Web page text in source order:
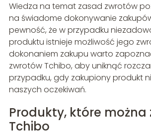
Wiedza na temat zasad zwrotów
na świadome dokonywanie
pewność, że w przypadku
produktu istnieje możliwość jego
dokonaniem zakupu warto
zwrotów Tchibo, aby uniknąć
przypadku, gdy zakupiony produkt
naszych oczekiwań.
Produkty, które można
Tchibo